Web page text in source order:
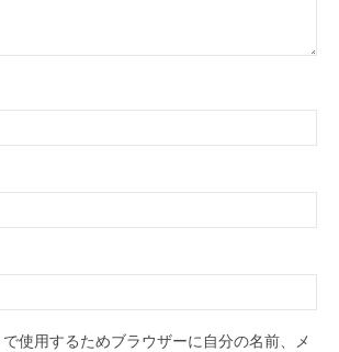
使用するためブラウザーに自分の名前、メ